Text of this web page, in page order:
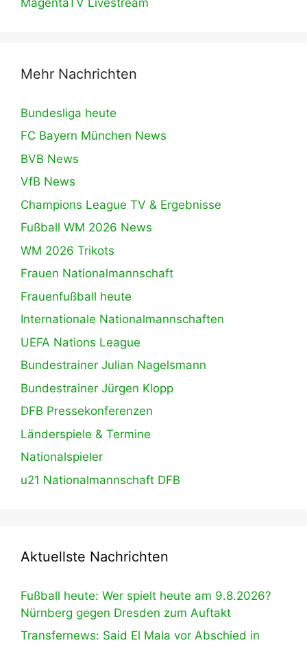
Mehr Nachrichten
Bundesliga heute
FC Bayern München News
BVB News
VfB News
Champions League TV & Ergebnisse
Fußball WM 2026 News
WM 2026 Trikots
Frauen Nationalmannschaft
Frauenfußball heute
Internationale Nationalmannschaften
UEFA Nations League
Bundestrainer Julian Nagelsmann
Bundestrainer Jürgen Klopp
DFB Pressekonferenzen
Länderspiele & Termine
Nationalspieler
u21 Nationalmannschaft DFB
Aktuellste Nachrichten
Fußball heute: Wer spielt heute am 9.8.2026?
Nürnberg gegen Dresden zum Auftakt
Transfernews: Said El Mala vor Abschied in